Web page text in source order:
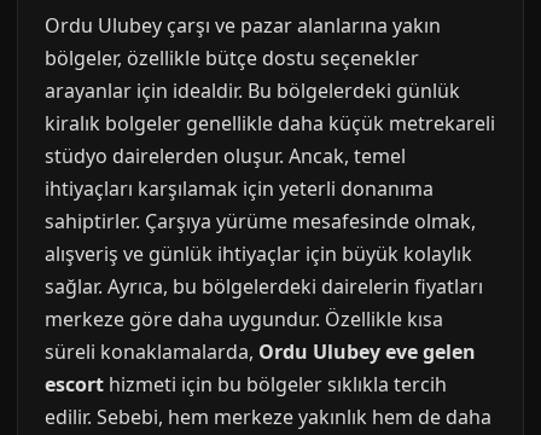
Ordu Ulubey çarşı ve pazar alanlarına yakın
bölgeler, özellikle bütçe dostu seçenekler
arayanlar için idealdir. Bu bölgelerdeki günlük
kiralık bolgeler genellikle daha küçük metrekareli
stüdyo dairelerden oluşur. Ancak, temel
ihtiyaçları karşılamak için yeterli donanıma
sahiptirler. Çarşıya yürüme mesafesinde olmak,
alışveriş ve günlük ihtiyaçlar için büyük kolaylık
sağlar. Ayrıca, bu bölgelerdeki dairelerin fiyatları
merkeze göre daha uygundur. Özellikle kısa
süreli konaklamalarda, Ordu Ulubey eve gelen
escort hizmeti için bu bölgeler sıklıkla tercih
edilir. Sebebi, hem merkeze yakınlık hem de daha